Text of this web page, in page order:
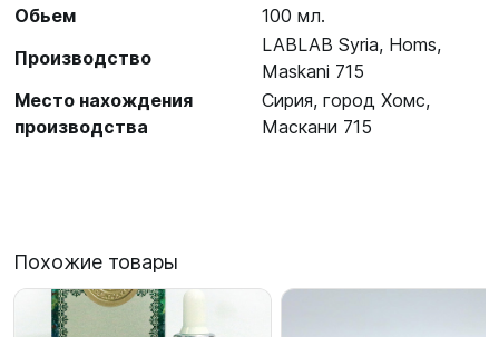
Обьем
100 мл.
Производство
LABLAB Syria, Homs,
Maskani 715
Место нахождения
производства
Сирия, город Хомс,
Маскани 715
Похожие товары